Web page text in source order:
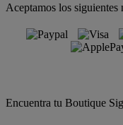
Aceptamos los siguientes
Encuentra tu Boutique